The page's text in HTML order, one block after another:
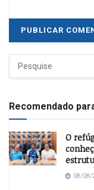
Recomendado
O
08/08/